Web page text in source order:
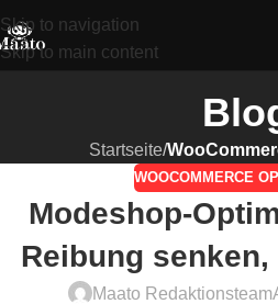
Skip to navigation
Skip to main content
Startseite/
WOOCOMMERCE
Modeshop-
Reibung senken,
Maato Redaktionsteam